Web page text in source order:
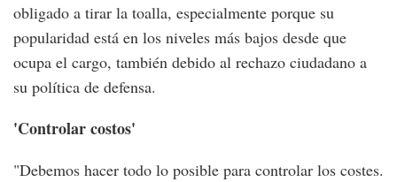
obligado a tirar la toalla, especialmente porque su
popularidad está en los niveles más bajos desde que
ocupa el cargo, también debido al rechazo ciudadano a
su política de defensa.
'Controlar costos'
"Debemos hacer todo lo posible para controlar los costes.